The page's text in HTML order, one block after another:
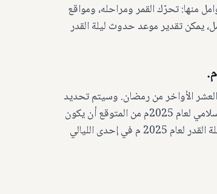
منها: تحرّك القمر ومراحله، ومواقع
يمكن تقدير موعد حدوث ليلة القدر
من العشر الأواخر من رمضان. وسيتم تحديد
التاريخ الدقيق من خلال رؤية الهلال وتاريخ بدء شهر رمضان. وبناءً على التقويم الإسلامي لعام 2025م من المتوقع أن يكون
شهر رمضان في يوم السبت الموافق 1 مارس تقريبًا. وبالتالي من المتوقع أن تكون ليلة القدر لعام 2025 م في إحدى الليالي